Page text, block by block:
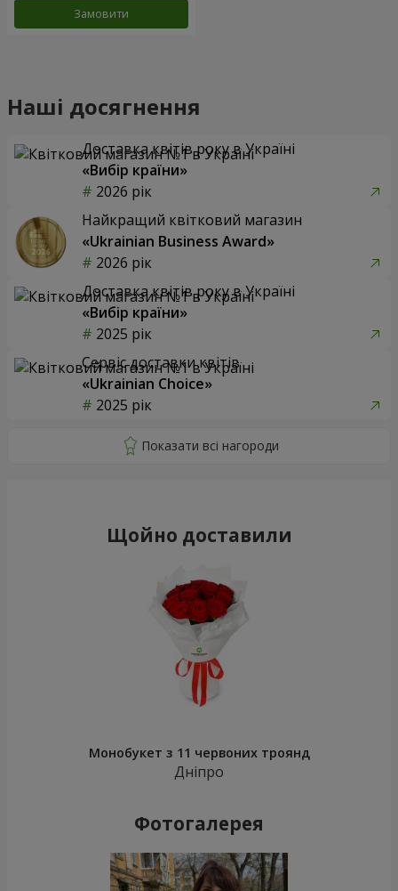
Замовити
Наші досягнення
Доставка квітів року в Україні
«Вибір країни»
2026 рік
Найкращий квітковий магазин
«Ukrainian Business Award»
2026 рік
Доставка квітів року в Україні
«Вибір країни»
2025 рік
Сервіс доставки квітів
«Ukrainian Choice»
2025 рік
Щойно доставили
Монобукет з 11 червоних троянд
Дніпро
Фотогалерея